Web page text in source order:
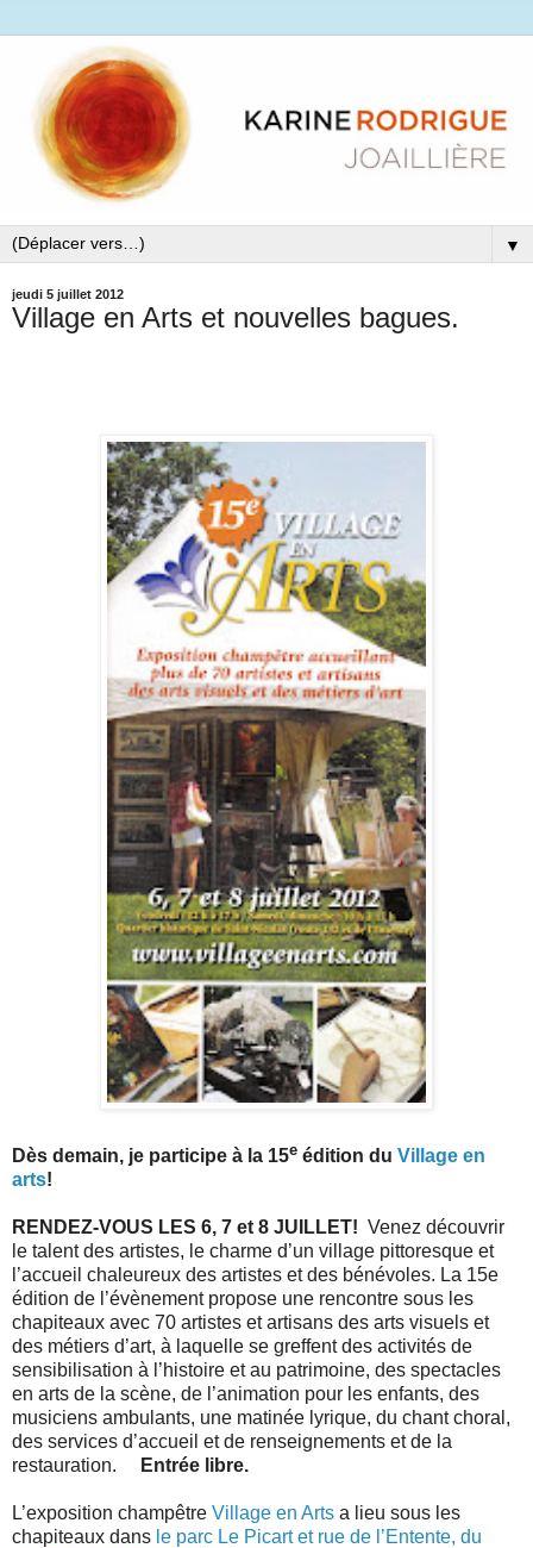
▼
jeudi 5 juillet 2012
Village en Arts et nouvelles bagues.
Dès demain, je participe à la 15e édition du Village en
arts!
RENDEZ-VOUS LES 6, 7 et 8 JUILLET! Venez découvrir
le talent des artistes, le charme d’un village pittoresque et
l’accueil chaleureux des artistes et des bénévoles. La 15e
édition de l’évènement propose une rencontre sous les
chapiteaux avec 70 artistes et artisans des arts visuels et
des métiers d’art, à laquelle se greffent des activités de
sensibilisation à l’histoire et au patrimoine, des spectacles
en arts de la scène, de l’animation pour les enfants, des
musiciens ambulants, une matinée lyrique, du chant choral,
des services d’accueil et de renseignements et de la
restauration.
Entrée libre.
L’exposition champêtre Village en Arts a lieu sous les
chapiteaux dans le parc Le Picart et rue de l’Entente, du